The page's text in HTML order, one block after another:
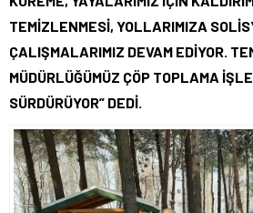
TEMİZLENMESİ, YOLLARIMIZA
ÇALIŞMALARIMIZ DEVAM EDİYOR.
MÜDÜRLÜĞÜMÜZ ÇÖP TOPLAMA
SÜRDÜRÜYOR” DEDİ.